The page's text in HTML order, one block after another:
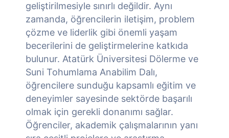
geliştirilmesiyle sınırlı değildir. Aynı
zamanda, öğrencilerin iletişim, problem
çözme ve liderlik gibi önemli yaşam
becerilerini de geliştirmelerine katkıda
bulunur. Atatürk Üniversitesi Dölerme ve
Suni Tohumlama Anabilim Dalı,
öğrencilere sunduğu kapsamlı eğitim ve
deneyimler sayesinde sektörde başarılı
olmak için gerekli donanımı sağlar.
Öğrenciler, akademik çalışmalarının yanı